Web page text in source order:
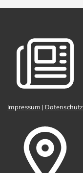
Impressum| Datenschutz